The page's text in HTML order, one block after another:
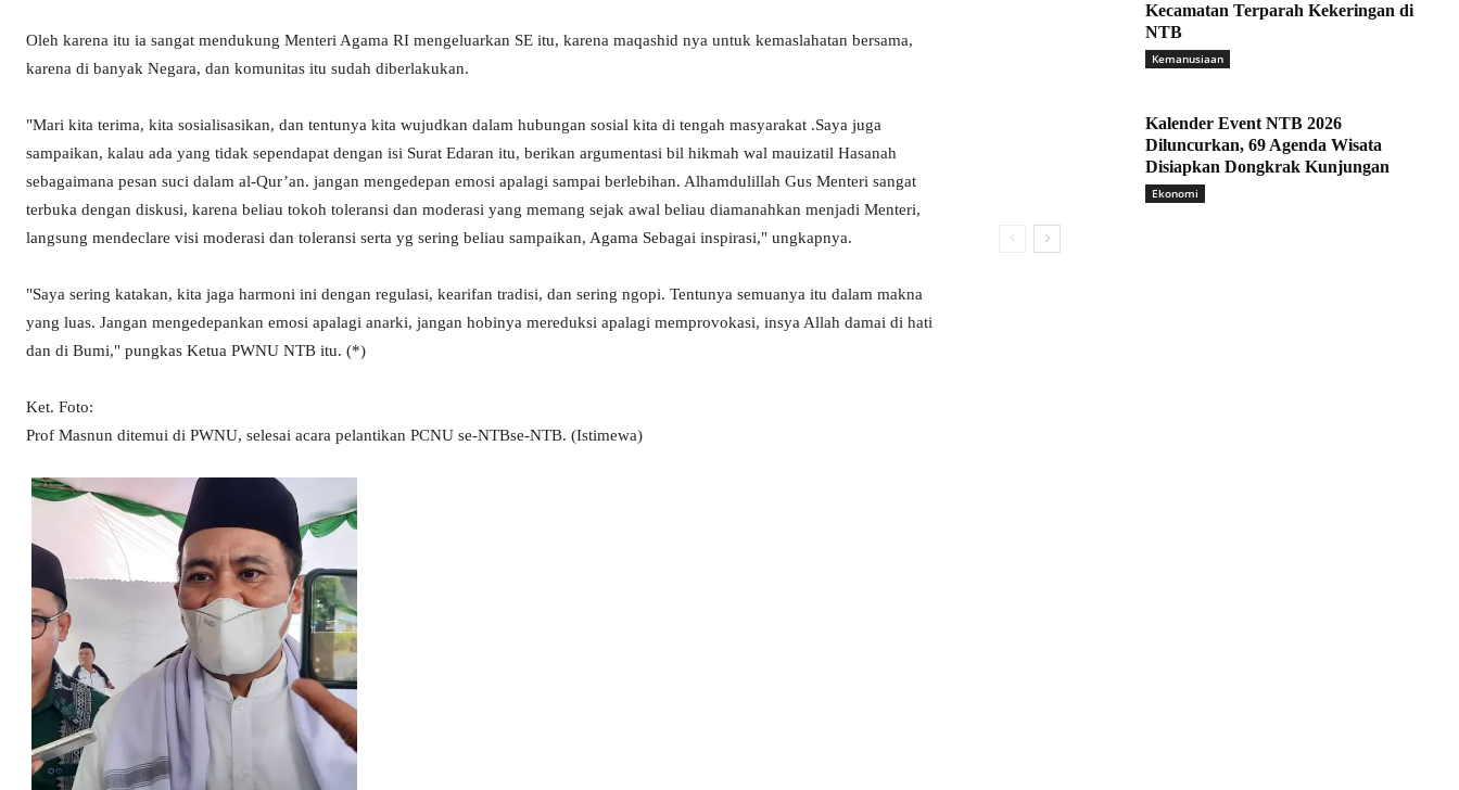
Oleh karena itu ia sangat mendukung Menteri Agama RI mengeluarkan SE itu, karena maqashid nya untuk kemaslahatan bersama,
karena di banyak Negara, dan komunitas itu sudah diberlakukan.
"Mari kita terima, kita sosialisasikan, dan tentunya kita wujudkan dalam hubungan sosial kita di tengah masyarakat .Saya juga
sampaikan, kalau ada yang tidak sependapat dengan isi Surat Edaran itu, berikan argumentasi bil hikmah wal mauizatil Hasanah
sebagaimana pesan suci dalam al-Qur’an. jangan mengedepan emosi apalagi sampai berlebihan. Alhamdulillah Gus Menteri sangat
terbuka dengan diskusi, karena beliau tokoh toleransi dan moderasi yang memang sejak awal beliau diamanahkan menjadi Menteri,
langsung mendeclare visi moderasi dan toleransi serta yg sering beliau sampaikan, Agama Sebagai inspirasi," ungkapnya.
"Saya sering katakan, kita jaga harmoni ini dengan regulasi, kearifan tradisi, dan sering ngopi. Tentunya semuanya itu dalam makna
yang luas. Jangan mengedepankan emosi apalagi anarki, jangan hobinya mereduksi apalagi memprovokasi, insya Allah damai di hati
dan di Bumi," pungkas Ketua PWNU NTB itu. (*)
Ket. Foto:
Prof Masnun ditemui di PWNU, selesai acara pelantikan PCNU se-NTBse-NTB. (Istimewa)
Kecamatan Terparah Kekeringan di
NTB
Kemanusiaan
Kalender Event NTB 2026
Diluncurkan, 69 Agenda Wisata
Disiapkan Dongkrak Kunjungan
Ekonomi